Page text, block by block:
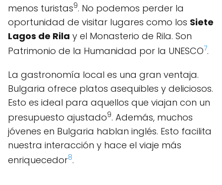
menos turistas9. No podemos perder la
oportunidad de visitar lugares como los Siete
Lagos de Rila y el Monasterio de Rila. Son
Patrimonio de la Humanidad por la UNESCO7.
La gastronomía local es una gran ventaja.
Bulgaria ofrece platos asequibles y deliciosos.
Esto es ideal para aquellos que viajan con un
presupuesto ajustado9. Además, muchos
jóvenes en Bulgaria hablan inglés. Esto facilita
nuestra interacción y hace el viaje más
enriquecedor8.